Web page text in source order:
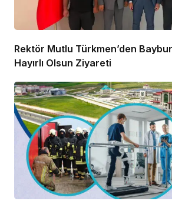
Rektör Mutlu Türkmen’den
Hayırlı Olsun Ziyareti